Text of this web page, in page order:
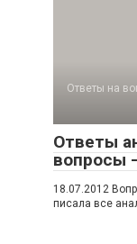
Ответы на
Ответы
вопросы
18.07.2012
писала все